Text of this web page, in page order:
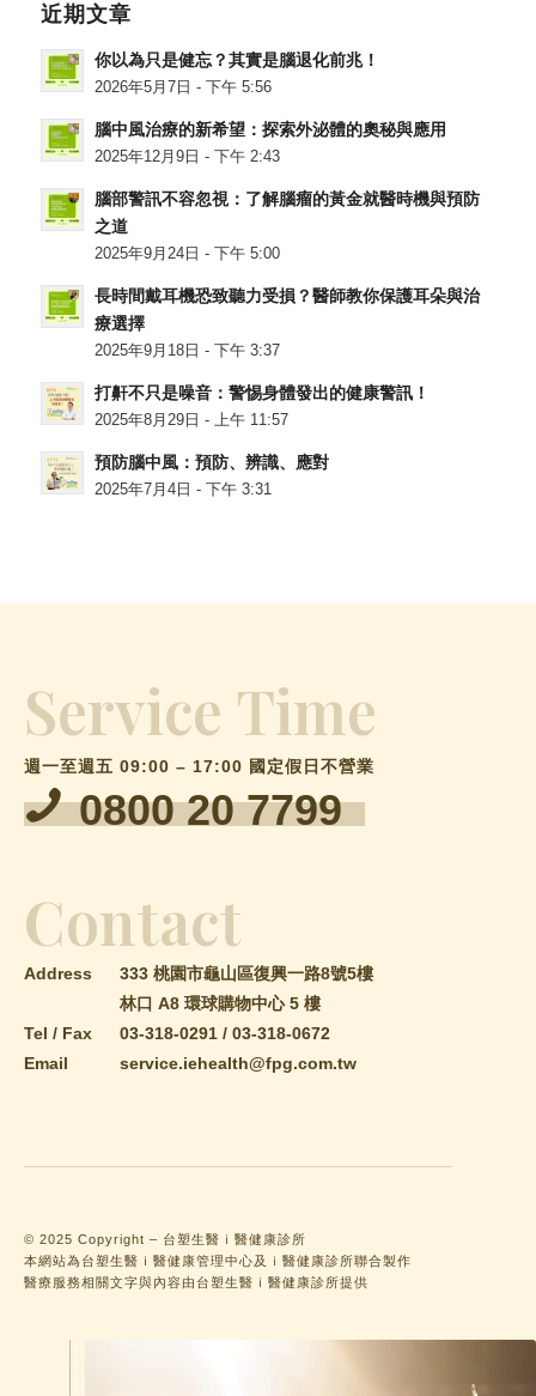
近期文章
你以為只是健忘？其實是腦退化前兆！
2026年5月7日 - 下午 5:56
腦中風治療的新希望：探索外泌體的奧秘與應用
2025年12月9日 - 下午 2:43
腦部警訊不容忽視：了解腦瘤的黃金就醫時機與預防
之道
2025年9月24日 - 下午 5:00
長時間戴耳機恐致聽力受損？醫師教你保護耳朵與治
療選擇
2025年9月18日 - 下午 3:37
打鼾不只是噪音：警惕身體發出的健康警訊！
2025年8月29日 - 上午 11:57
預防腦中風：預防、辨識、應對
2025年7月4日 - 下午 3:31
Service Time
週一至週五 09:00 – 17:00 國定假日不營業
0800 20 7799
Contact
Address
333 桃園市龜山區復興一路8號5樓
林口 A8 環球購物中心 5 樓
Tel / Fax
03-318-0291 / 03-318-0672
Email
service.iehealth@fpg.com.tw
© 2025 Copyright – 台塑生醫ｉ醫健康診所
本網站為台塑生醫ｉ醫健康管理中心及ｉ醫健康診所聯合製作
醫療服務相關文字與內容由台塑生醫ｉ醫健康診所提供